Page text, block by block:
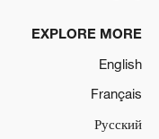
EXPLORE MORE
English
Français
Русский